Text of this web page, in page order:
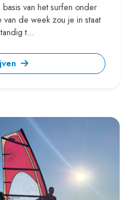
van het surfen onder
de week zou je in staat
t...